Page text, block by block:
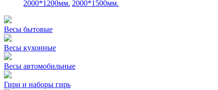
2000*1200мм. 2000*1500мм.
Весы бытовые
Весы кухонные
Весы автомобильные
Гири и наборы гирь